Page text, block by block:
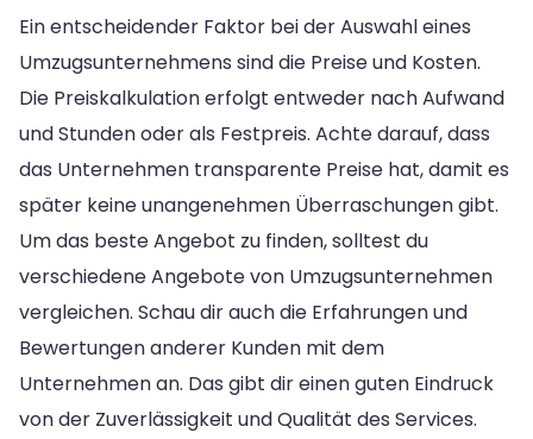
Ein entscheidender Faktor bei der Auswahl eines
Umzugsunternehmens sind die Preise und Kosten.
Die Preiskalkulation erfolgt entweder nach Aufwand
und Stunden oder als Festpreis. Achte darauf, dass
das Unternehmen transparente Preise hat, damit es
später keine unangenehmen Überraschungen gibt.
Um das beste Angebot zu finden, solltest du
verschiedene Angebote von Umzugsunternehmen
vergleichen. Schau dir auch die Erfahrungen und
Bewertungen anderer Kunden mit dem
Unternehmen an. Das gibt dir einen guten Eindruck
von der Zuverlässigkeit und Qualität des Services.